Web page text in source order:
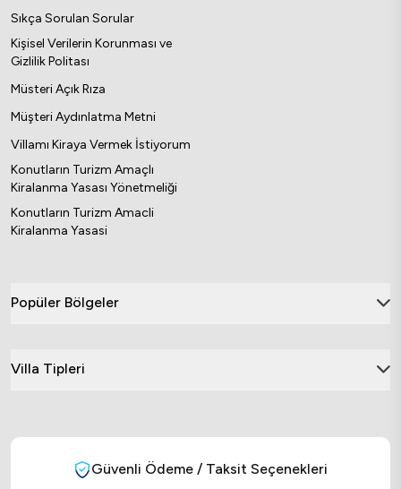
Sıkça Sorulan Sorular
Kişisel Verilerin Korunması ve
Gizlilik Politası
Müsteri Açık Rıza
Müşteri Aydınlatma Metni
Villamı Kiraya Vermek İstiyorum
Konutların Turizm Amaçlı
Kiralanma Yasası Yönetmeliği
Konutların Turizm Amacli
Kiralanma Yasasi
Popüler Bölgeler
Villa Tipleri
Güvenli Ödeme / Taksit Seçenekleri